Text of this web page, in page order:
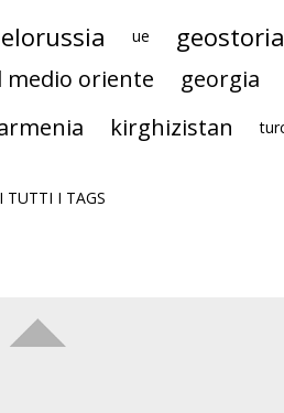
ue geostoria
medio oriente georgia
kirghizistan
TUTTI I TAGS